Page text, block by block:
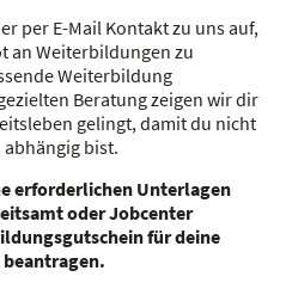
per E-Mail Kontakt zu uns auf,
an Weiterbildungen zu
Weiterbildung
Beratung zeigen wir dir
gelingt, damit du nicht
bist.
erforderlichen Unterlagen
oder Jobcenter
für deine